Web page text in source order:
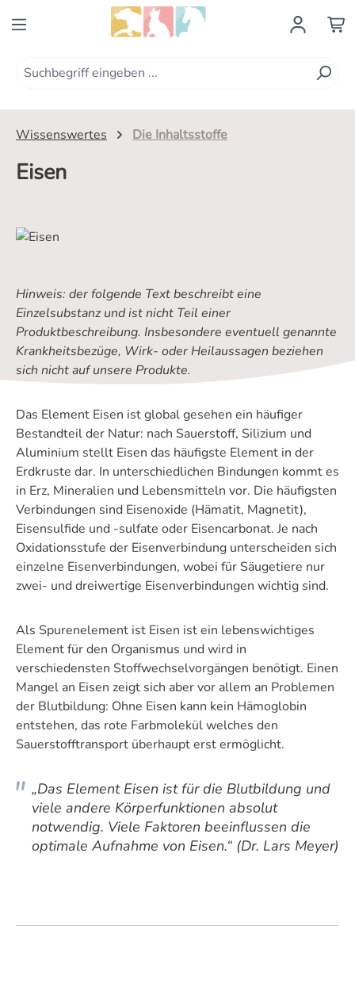
Zum Hauptinhalt springen
Wissenswertes Die Inhaltsstoffe
Eisen
Hinweis: der folgende Text beschreibt eine
Einzelsubstanz und ist nicht Teil einer
Produktbeschreibung. Insbesondere eventuell genannte
Krankheitsbezüge, Wirk- oder Heilaussagen beziehen
sich nicht auf unsere Produkte.
Das Element Eisen ist global gesehen ein häufiger
Bestandteil der Natur: nach Sauerstoff, Silizium und
Aluminium stellt Eisen das häufigste Element in der
Erdkruste dar. In unterschiedlichen Bindungen kommt es
in Erz, Mineralien und Lebensmitteln vor. Die häufigsten
Verbindungen sind Eisenoxide (Hämatit, Magnetit),
Eisensulfide und -sulfate oder Eisencarbonat. Je nach
Oxidationsstufe der Eisenverbindung unterscheiden sich
einzelne Eisenverbindungen, wobei für Säugetiere nur
zwei- und dreiwertige Eisenverbindungen wichtig sind.
Als Spurenelement ist Eisen ist ein lebenswichtiges
Element für den Organismus und wird in
verschiedensten Stoffwechselvorgängen benötigt. Einen
Mangel an Eisen zeigt sich aber vor allem an Problemen
der Blutbildung: Ohne Eisen kann kein Hämoglobin
entstehen, das rote Farbmolekül welches den
Sauerstofftransport überhaupt erst ermöglicht.
„Das Element Eisen ist für die Blutbildung und
viele andere Körperfunktionen absolut
notwendig. Viele Faktoren beeinflussen die
optimale Aufnahme von Eisen.“ (Dr. Lars Meyer)